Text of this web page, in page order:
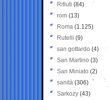
Rifiuti (84)
rom (13)
Roma (1.125)
Rutelli (9)
san gottardo (4)
San Martino (3)
San Miniato (2)
sanità (306)
Sarkozy (43)